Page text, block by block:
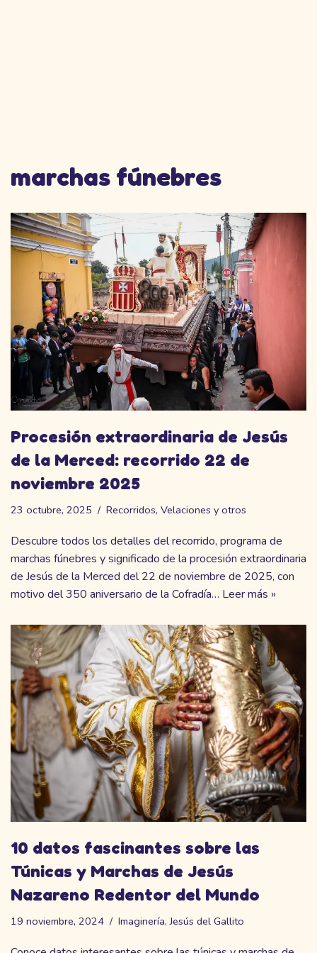
marchas fúnebres
Procesión extraordinaria de Jesús
de la Merced: recorrido 22 de
noviembre 2025
23 octubre, 2025 Recorridos, Velaciones y otros
Descubre todos los detalles del recorrido, programa de
marchas fúnebres y significado de la procesión extraordinaria
de Jesús de la Merced del 22 de noviembre de 2025, con
motivo del 350 aniversario de la Cofradía… Leer más »
10 datos fascinantes sobre las
Túnicas y Marchas de Jesús
Nazareno Redentor del Mundo
19 noviembre, 2024 Imaginería,Jesús del Gallito